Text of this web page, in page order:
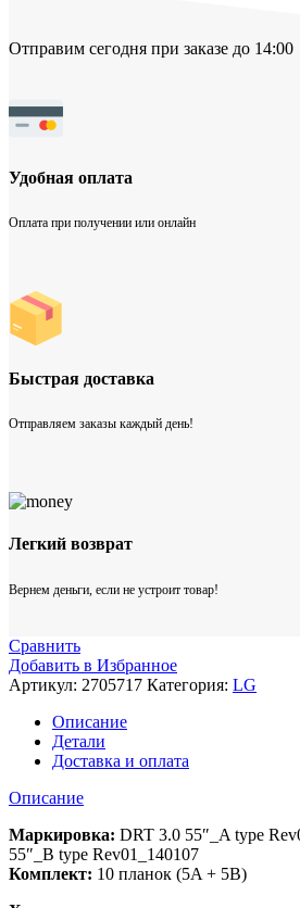
Отправим сегодня при заказе до 14:00
Удобная оплата
Оплата при получении или онлайн
Быстрая доставка
Отправляем заказы каждый день!
Легкий возврат
Вернем деньги, если не устроит товар!
Сравнить
Добавить в Избранное
Артикул: 2705717 Категория: LG
Описание
Детали
Доставка и оплата
Описание
Маркировка: DRT 3.0 55″_A type
55″_B type Rev01_140107
Комплект: 10 планок (5A + 5B)